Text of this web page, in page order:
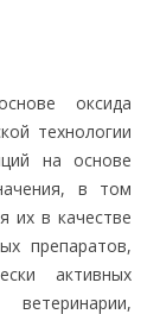
оксида
технологии
на основе
в том
их в качестве
препаратов,
активных